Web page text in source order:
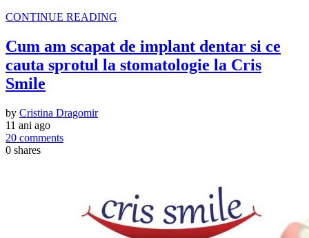
CONTINUE READING
Cum am scapat de implant dentar si ce
cauta sprotul la stomatologie la Cris
Smile
by Cristina Dragomir
11 ani ago
20 comments
0 shares